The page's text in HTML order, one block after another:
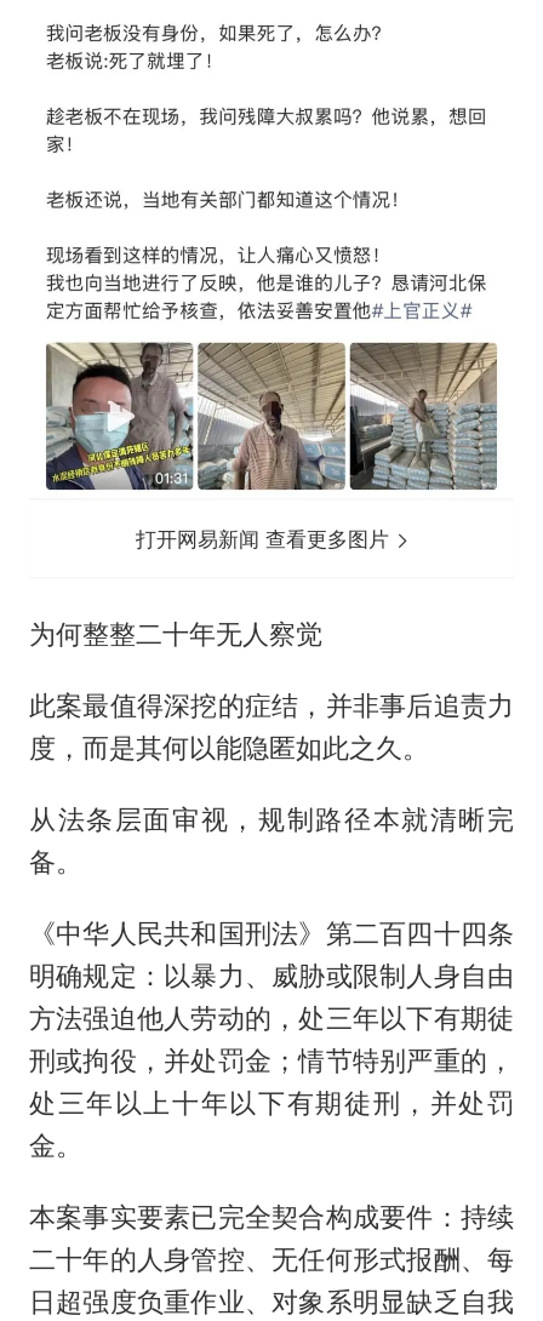
打开网易新闻 查看更多图片
为何整整二十年无人察觉
此案最值得深挖的症结，并非事后追责力
度，而是其何以能隐匿如此之久。
从法条层面审视，规制路径本就清晰完
备。
《中华人民共和国刑法》第二百四十四条
明确规定：以暴力、威胁或限制人身自由
方法强迫他人劳动的，处三年以下有期徒
刑或拘役，并处罚金；情节特别严重的，
处三年以上十年以下有期徒刑，并处罚
金。
本案事实要素已完全契合构成要件：持续
二十年的人身管控、无任何形式报酬、每
日超强度负重作业、对象系明显缺乏自我